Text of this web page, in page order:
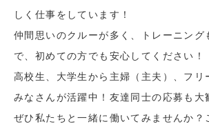
しく仕事をしています！
仲間思いのクルーが多く、トレーニング
で、初めての方でも安心してください！
高校生、大学生から主婦（主夫）、フリ
みなさんが活躍中！友達同士の応募も大
ぜひ私たちと一緒に働いてみませんか？